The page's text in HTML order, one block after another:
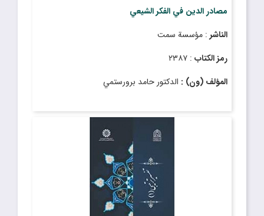
مصادر الدين في الفكر الشيعي
الناشر : مؤسسة سمت
رمز الكتاب : ٢٣٨۷
المؤلف (ون) : الدكتور حامد برورستمي